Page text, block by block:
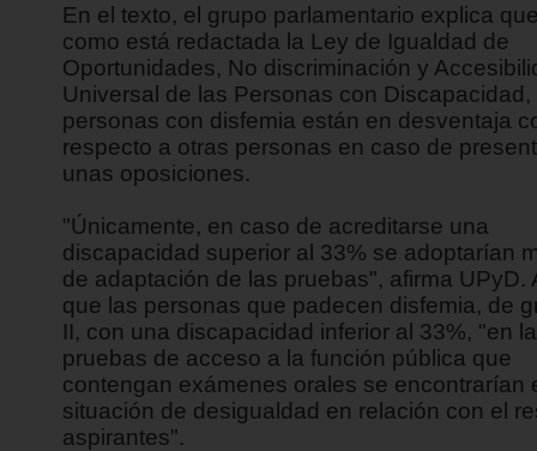
En el texto, el grupo parlamentario explica
como está redactada la Ley de Igualdad de
Oportunidades, No discriminación y
Universal de las Personas con Discapacidad,
personas con disfemia están en desventaja
respecto a otras personas en caso de
unas oposiciones.
"Únicamente, en caso de acreditarse una
discapacidad superior al 33% se adoptarían
de adaptación de las pruebas", afirma UPyD.
que las personas que padecen disfemia, de
II, con una discapacidad inferior al 33%, "en
pruebas de acceso a la función pública que
contengan exámenes orales se encontrarían
situación de desigualdad en relación con el
aspirantes".